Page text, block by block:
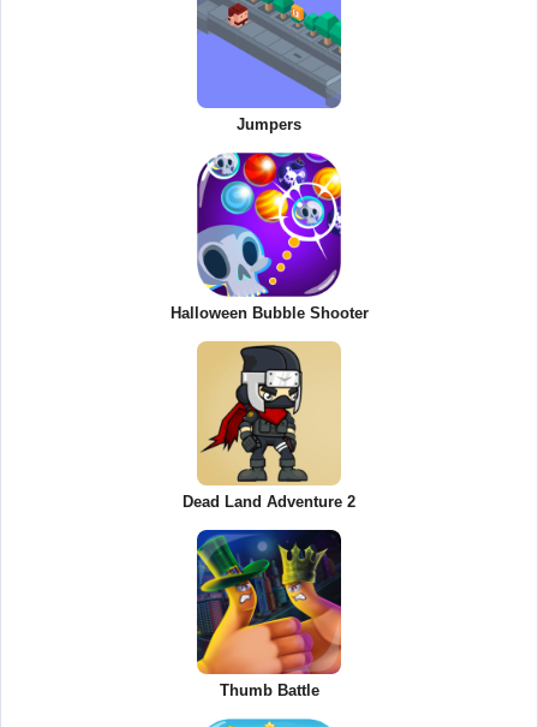
Jumpers
Halloween Bubble Shooter
Dead Land Adventure 2
Thumb Battle